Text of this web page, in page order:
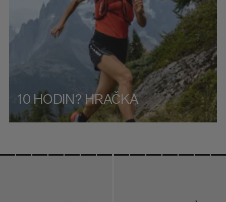
OHODNOCENÍ
10 HODIN? HRAČKA